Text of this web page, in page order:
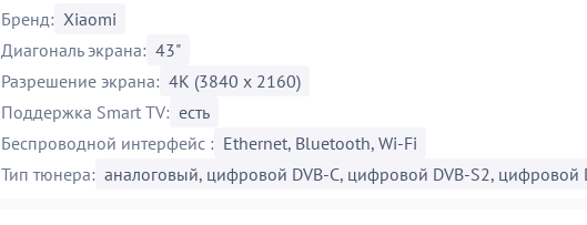
Бренд: Xiaomi
Диагональ экрана: 43"
Разрешение экрана: 4K (3840 х 2160)
Поддержка Smart TV: есть
Беспроводной интерфейс : Ethernet, Bluetooth, Wi-Fi
Тип тюнера: аналоговый, цифровой DVB-C, цифровой DVB-S2, цифровой